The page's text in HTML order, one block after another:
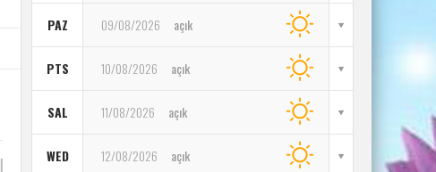
PAZ 09/08/2026 açık
PTS 10/08/2026 açık
SAL 11/08/2026 açık
WED 12/08/2026 açık